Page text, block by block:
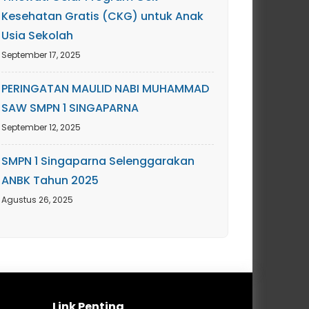
Kesehatan Gratis (CKG) untuk Anak
Usia Sekolah
September 17, 2025
PERINGATAN MAULID NABI MUHAMMAD
SAW SMPN 1 SINGAPARNA
September 12, 2025
SMPN 1 Singaparna Selenggarakan
ANBK Tahun 2025
Agustus 26, 2025